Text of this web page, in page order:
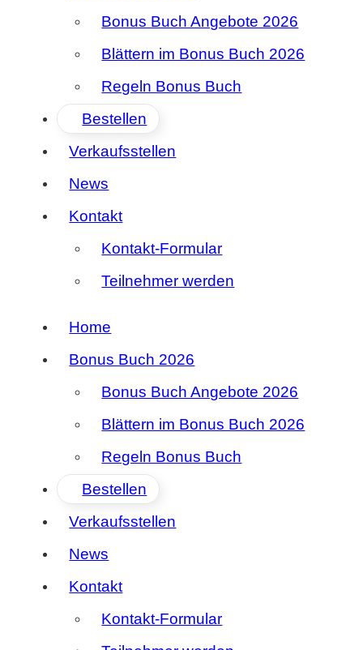
Bonus Buch Angebote 2026
Blättern im Bonus Buch 2026
Regeln Bonus Buch
Bestellen
Verkaufsstellen
News
Kontakt
Kontakt-Formular
Teilnehmer werden
Home
Bonus Buch 2026
Bonus Buch Angebote 2026
Blättern im Bonus Buch 2026
Regeln Bonus Buch
Bestellen
Verkaufsstellen
News
Kontakt
Kontakt-Formular